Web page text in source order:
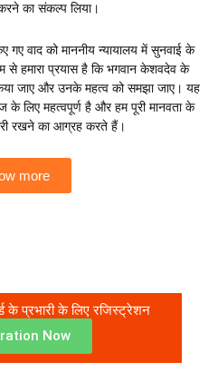
का संकल्प लिया।
गए वाद को माननीय न्यायालय में सुनवाई के
से हमारा प्रयास है कि भगवान केशवदेव के
जाए और उनके महत्व को समझा जाए। यह
के लिए महत्वपूर्ण है और हम पूरी मानवता के
रखने का आग्रह करते हैं।
more
के प्रभारी के लिए रजिस्ट्रेशन
Now